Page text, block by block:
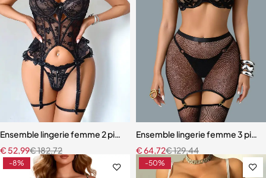
Ensemble lingerie femme 2 pièces – Dentelle à cils et broderie
€182,72
€ 52,99
Ensemble lingerie femme 3
€129,44
€64,72
-8% -50%